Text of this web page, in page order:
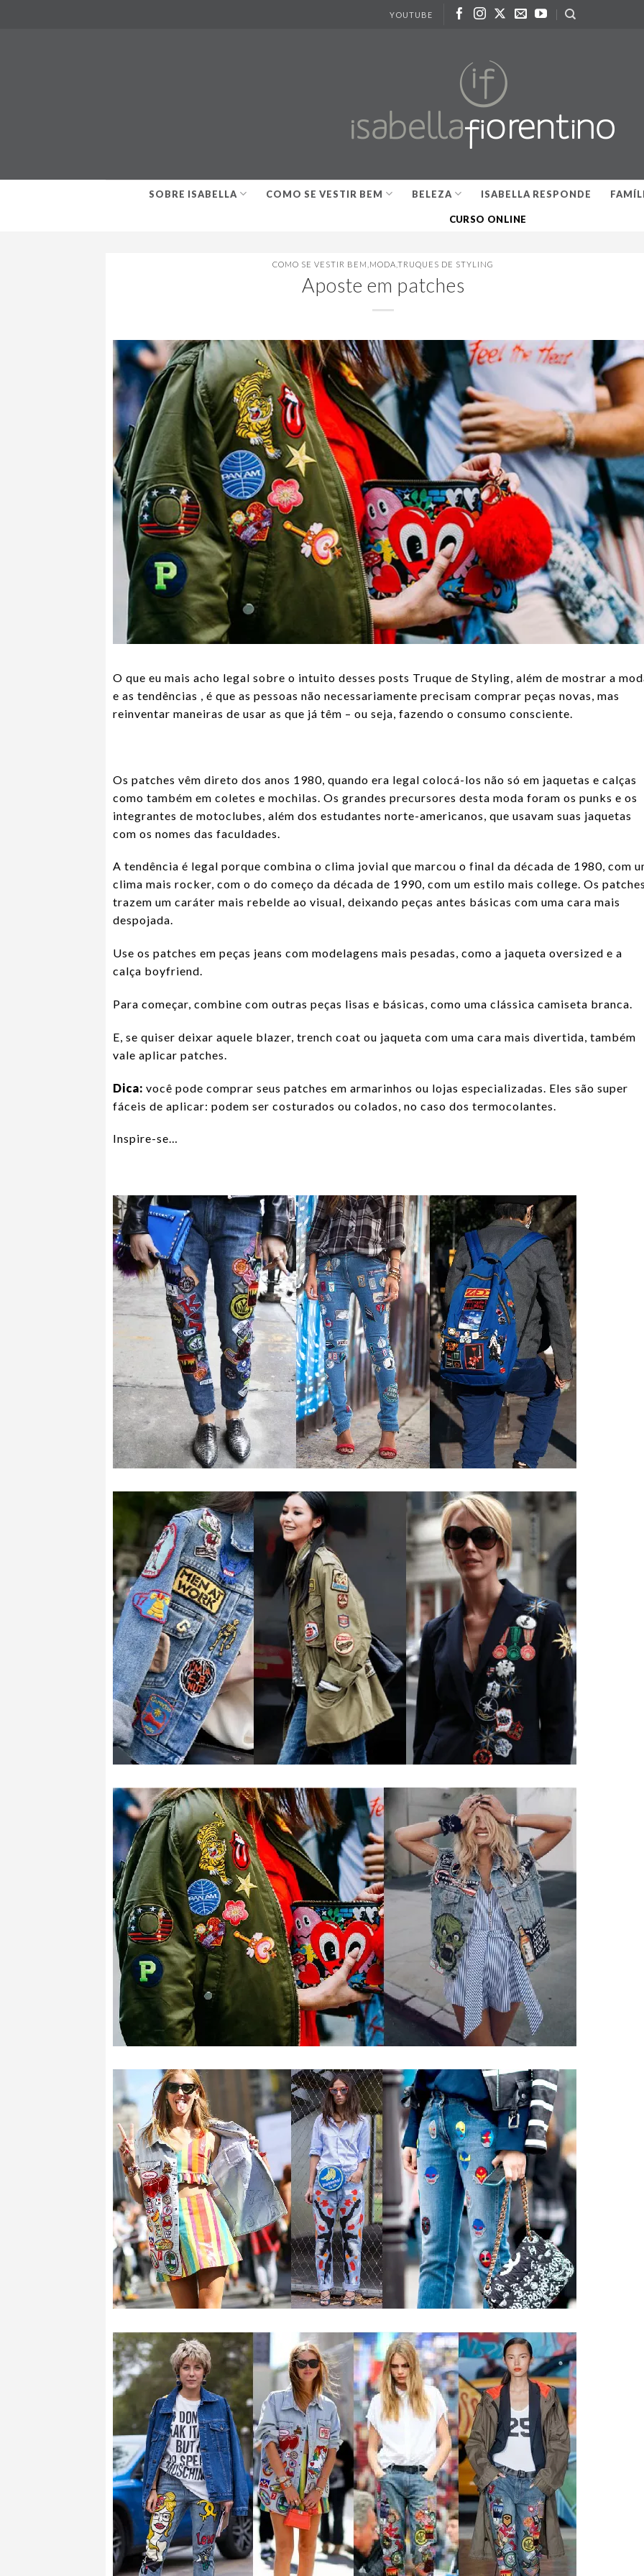
YOUTUBE
SOBRE ISABELLA COMO SE VESTIR BEM BELEZA ISABELLA RESPONDE
CURSO ONLINE
COMO SE VESTIR BEM MODA ,TRUQUES DE STYLING
Aposte em patches
O que eu mais acho legal sobre o intuito desses posts Truque de Styling, além de mostrar a
e as tendências , é que as pessoas não necessariamente precisam comprar peças novas, mas
reinventar maneiras de usar as que já têm – ou seja, fazendo o consumo consciente.
Os patches vêm direto dos anos 1980, quando era legal colocá-los não só em jaquetas e calças
como também em coletes e mochilas. Os grandes precursores desta moda foram os punks e os
integrantes de motoclubes, além dos estudantes norte-americanos, que usavam suas jaquetas
com os nomes das faculdades.
A tendência é legal porque combina o clima jovial que marcou o final da década de 1980, com
clima mais rocker, com o do começo da década de 1990, com um estilo mais college. Os patches
trazem um caráter mais rebelde ao visual, deixando peças antes básicas com uma cara mais
despojada.
Use os patches em peças jeans com modelagens mais pesadas, como a jaqueta oversized e a
calça boyfriend.
Para começar, combine com outras peças lisas e básicas, como uma clássica camiseta branca.
E, se quiser deixar aquele blazer, trench coat ou jaqueta com uma cara mais divertida, também
vale aplicar patches.
Dica: você pode comprar seus patches em armarinhos ou lojas especializadas. Eles são super
fáceis de aplicar: podem ser costurados ou colados, no caso dos termocolantes.
Inspire-se…